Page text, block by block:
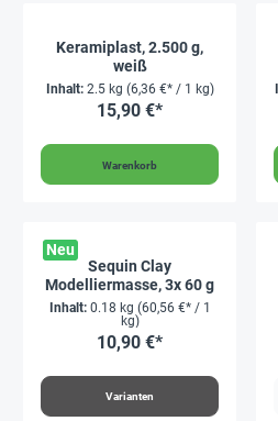
Keramiplast, 2.500 g,
weiß
Inhalt: 2.5 kg (6,36 €* / 1 kg)
15,90 €*
Warenkorb
Neu
Sequin Clay
Modelliermasse, 3x 60 g
Inhalt: 0.18 kg (60,56 €* / 1
kg)
10,90 €*
Varianten